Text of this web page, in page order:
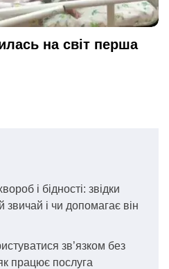
на світ перша
і бідності: звідки
звичай і чи допомагає він
зв’язком без
працює послуга